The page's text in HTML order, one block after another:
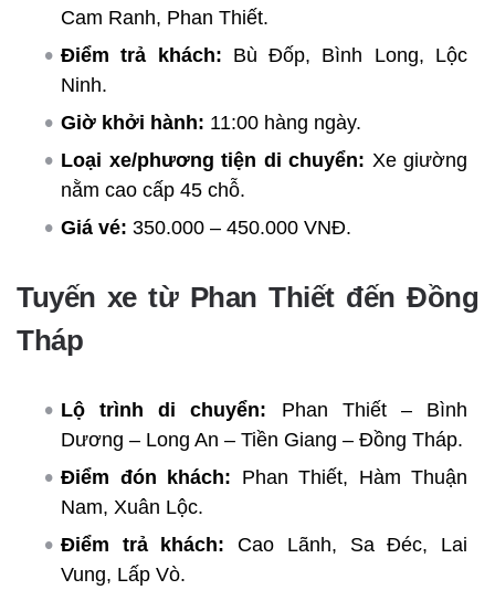
Cam Ranh, Phan Thiết.
Điểm trả khách: Bù Đốp, Bình Long, Lộc
Ninh.
Giờ khởi hành: 11:00 hàng ngày.
Loại xe/phương tiện di chuyển: Xe giường
nằm cao cấp 45 chỗ.
Giá vé: 350.000 – 450.000 VNĐ.
Tuyến xe từ Phan Thiết đến Đồng
Tháp
Lộ trình di chuyển: Phan Thiết – Bình
Dương – Long An – Tiền Giang – Đồng Tháp.
Điểm đón khách: Phan Thiết, Hàm Thuận
Nam, Xuân Lộc.
Điểm trả khách: Cao Lãnh, Sa Đéc, Lai
Vung, Lấp Vò.